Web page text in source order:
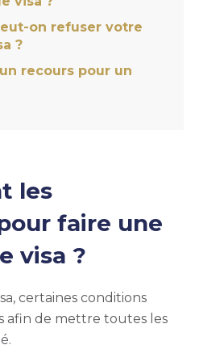
on refuser votre
?
recours pour un
les
faire une
visa ?
certaines conditions
afin de mettre toutes les